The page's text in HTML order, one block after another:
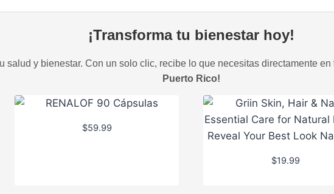
¡Transforma tu bienestar hoy!
salud y bienestar. Con un solo clic, recibe lo que necesitas directamente en
Puerto Rico!
$59.99
$19.99